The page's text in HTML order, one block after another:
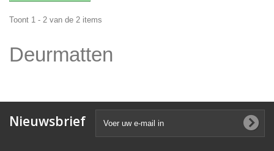
Toont 1 - 2 van de 2 items
Deurmatten
Nieuwsbrief